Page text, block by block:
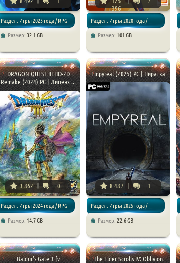
Раздел: Игры 2025 года / RPG
Размер: 32.1 GB
396
Раздел: Игры 2020 года /
Размер: 101 GB
DRAGON QUEST III HD-2D
Remake (2024) PC | Лиценз ...
3 862 0
Раздел: Игры 2024 года / RPG
Размер: 14.7 GB
Empyreal (2025) PC | Пиратка
8 487 1
Раздел: Игры 2025 года /
Размер: 22.6 GB
Baldur's Gate 3 [v
The Elder Scrolls IV: Oblivion